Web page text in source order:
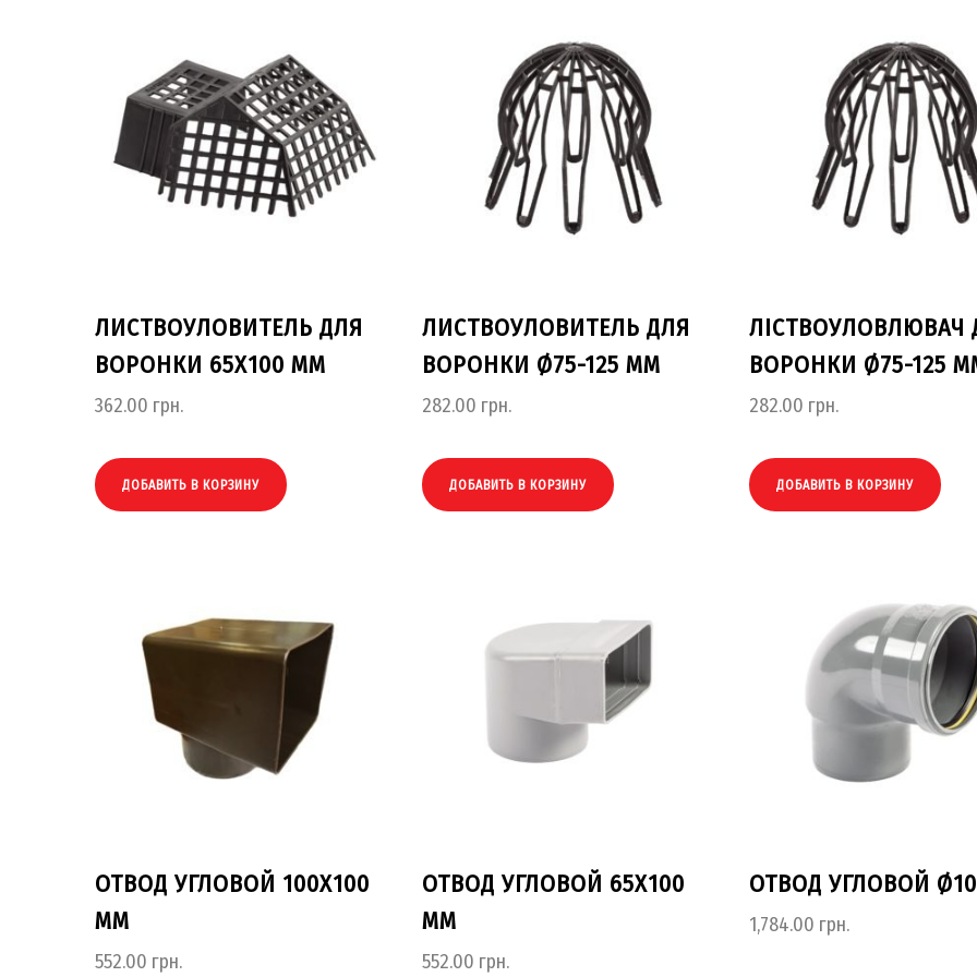
ЛИСТВОУЛОВИТЕЛЬ ДЛЯ
ВОРОНКИ 65Х100 ММ
362.00 грн.
ДОБАВИТЬ В КОРЗИНУ
ЛИСТВОУЛОВИТЕЛЬ ДЛЯ
ВОРОНКИ Ø75-125 ММ
282.00 грн.
ДОБАВИТЬ В КОРЗИНУ
ЛІСТВОУЛОВЛЮВАЧ
ВОРОНКИ Ø75-125
282.00 грн.
ДОБАВИТЬ В КОРЗИНУ
ОТВОД УГЛОВОЙ 100Х100
ММ
552.00 грн.
ОТВОД УГЛОВОЙ 65Х100
ММ
552.00 грн.
ОТВОД УГЛОВОЙ
1,784.00 грн.